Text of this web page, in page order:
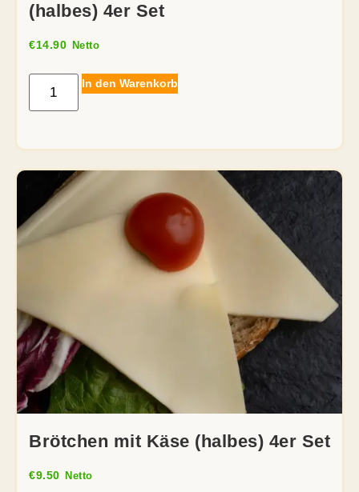
(halbes) 4er Set
€14.90 Netto
In den Warenkorb
Brötchen mit Käse (halbes) 4er Set
€9.50 Netto